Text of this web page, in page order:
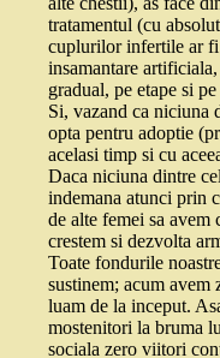
tratamentul (cu
cuplurilor infertile ar
insamantare
gradual, pe etape si
Si, vazand ca niciuna
opta pentru adoptie
acelasi timp si cu
Daca niciuna dintre
indemana atunci prin
de alte femei sa avem
crestem si dezvolta
Toate fondurile
sustinem; acum avem
luam de la inceput.
mostenitori la bruma
sociala zero viitori